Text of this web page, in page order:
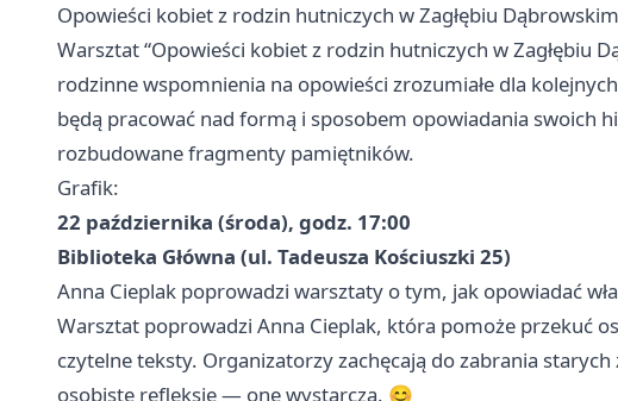
Opowieści kobiet z rodzin hutniczych w Zagłębiu
Warsztat “Opowieści kobiet z rodzin hutniczych w Zagłębiu
rodzinne wspomnienia na opowieści zrozumiałe dla
będą pracować nad formą i sposobem opowiadania
rozbudowane fragmenty pamiętników.
Grafik:
22 października (środa), godz. 17:00
Biblioteka Główna (ul. Tadeusza Kościuszki 25)
Anna Cieplak poprowadzi warsztaty o tym, jak opowiadać
Warsztat poprowadzi Anna Cieplak, która pomoże przekuć
czytelne teksty. Organizatorzy zachęcają do zabrania
osobiste refleksje — one wystarczą. 😊